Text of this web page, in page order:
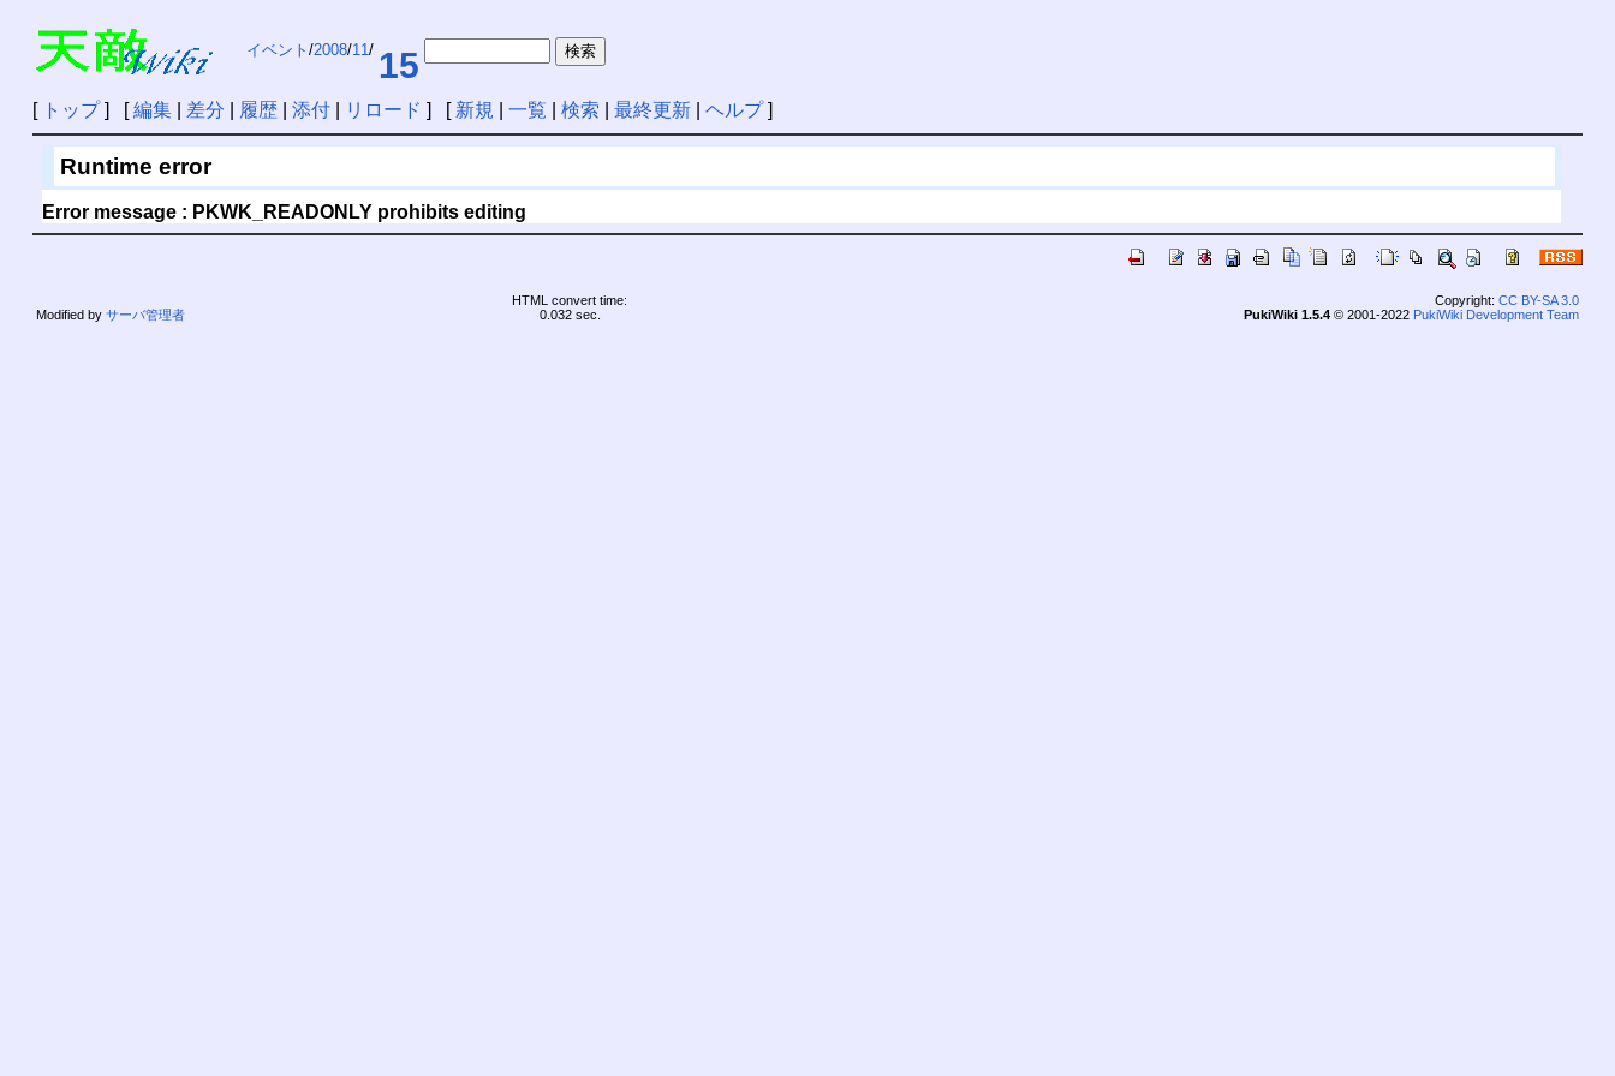
イベント /2008/11/ 15
[ トップ] [編集| 差分 履歴| 添付| リロード ] [ 新規 一覧 検索 最終更新| ヘルプ]
Runtime error
Error message : PKWK_READONLY prohibits editing
Modified by サーバ管理者
HTML convert time:
0.032 sec.
Copyright: CC BY-SA 3.0
PukiWiki 1.5.4© 2001-2022 PukiWiki Development Team